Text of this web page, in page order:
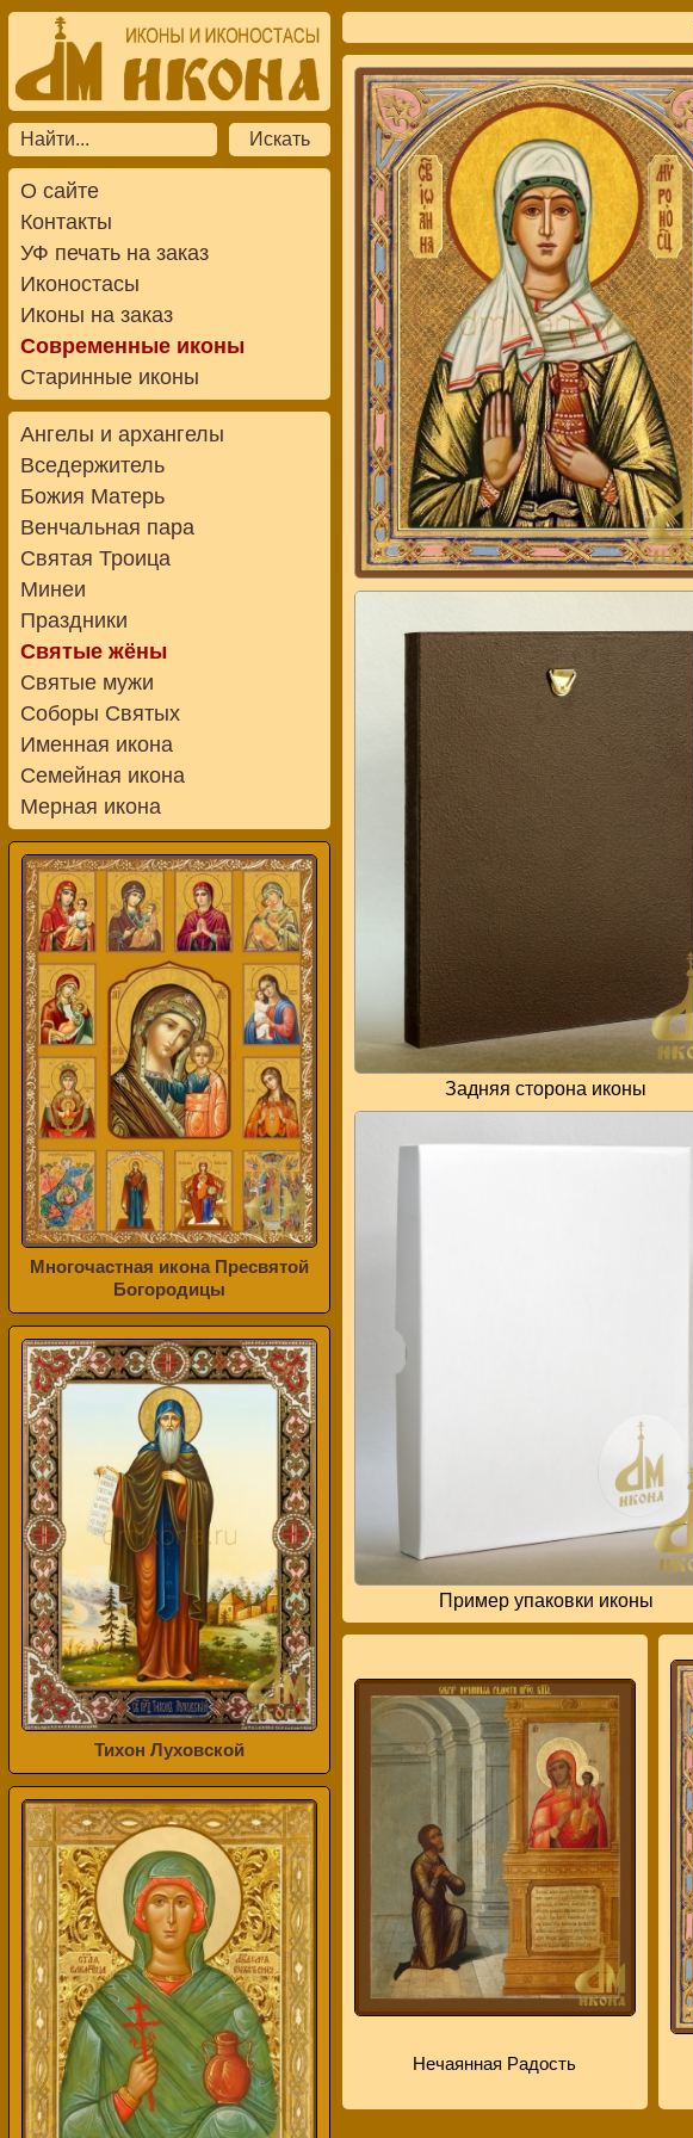
О сайте
Контакты
УФ печать на заказ
Иконостасы
Иконы на заказ
Современные иконы
Старинные иконы
Ангелы и архангелы
Вседержитель
Божия Матерь
Венчальная пара
Святая Троица
Минеи
Праздники
Святые жёны
Святые мужи
Соборы Святых
Именная икона
Семейная икона
Мерная икона
Многочастная икона Пресвятой
Богородицы
Тихон Луховской
Задняя сторона иконы
Пример упаковки иконы
Нечаянная Радость